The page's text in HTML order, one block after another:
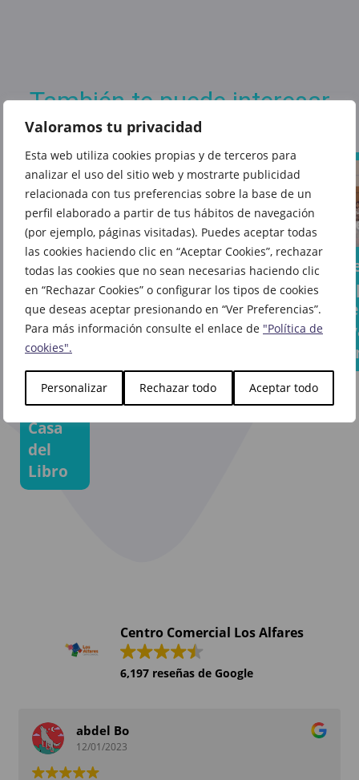
Valoramos tu privacidad
Esta web utiliza cookies propias y de terceros para
analizar el uso del sitio web y mostrarte publicidad
relacionada con tus preferencias sobre la base de un
perfil elaborado a partir de tus hábitos de navegación
(por ejemplo, páginas visitadas). Puedes aceptar todas
las cookies haciendo clic en “Aceptar Cookies”, rechazar
todas las cookies que no sean necesarias haciendo clic
en “Rechazar Cookies” o configurar los tipos de cookies
que deseas aceptar presionando en “Ver Preferencias”.
Para más información consulte el enlace de "Política de
cookies".
Personalizar Rechazar todo Aceptar todo
También te puede interesar
El libro
del
que
todo el
mundo
habla
espera
en La
Casa
del
Libro
Tus
sándwiches
favoritos
ahora
mejor en
Vips
Dale
vida a
cada
rincón
de tu
casa
La
atrás
la
cole
Centro Comercial Los Alfares
6,197 reseñas de Google
abdel Bo
12/01/2023